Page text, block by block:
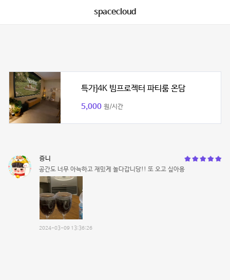
spacecloud
특가]4K 빔프로젝터 파티룸 온담
5,000 원/시간
즁니
공간도 너무 아늑하고 재밌게 놀다갑니당!! 또 오고 싶아용
2024-03-09 13:36:26